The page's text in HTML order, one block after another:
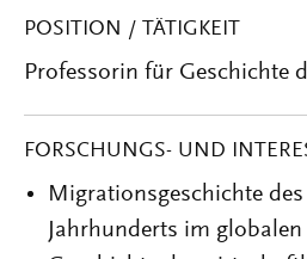
POSITION / TÄTIGKEIT
Professorin für Geschichte
FORSCHUNGS- UND
Migrationsgeschichte
Jahrhunderts im globalen